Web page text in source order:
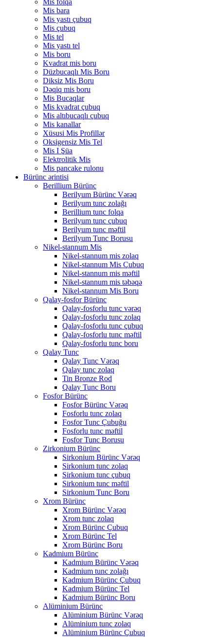
Mis bara
Mis yastı çubuq
Mis çubuq
Mis tel
Mis yastı tel
Mis boru
Kvadrat mis boru
Düzbucaqlı Mis Boru
Diksiz Mis Boru
Dəqiq mis boru
Mis Bucaqlar
Mis kvadrat çubuq
Mis altıbucaqlı çubuq
Mis kanallar
Xüsusi Mis Profillər
Oksigensiz Mis Tel
Mis I Şüa
Elektrolitik Mis
Mis pancake rulonu
Bürünc ərintisi
Berillium Bürünc
Berilyum Bürünc Vərəq
Berilyum tunc zolağı
Berillium tunc folqa
Berilyum tunc çubuq
Berilyum tunc məftil
Berilyum Tunc Borusu
Nikel-stannum Mis
Nikel-stannum mis zolaq
Nikel-stannum Mis Çubuq
Nikel-stannum mis məftil
Nikel-stannum mis təbəqə
Nikel-stannum Mis Boru
Qalay-fosfor Bürünc
Qalay-fosforlu tunc vərəq
Qalay-fosforlu tunc zolaq
Qalay-fosforlu tunc çubuq
Qalay-fosforlu tunc məftil
Qalay-fosforlu tunc boru
Qalay Tunc
Qalay Tunc Vərəq
Qalay tunc zolaq
Tin Bronze Rod
Qalay Tunc Boru
Fosfor Bürünc
Fosfor Bürünc Vərəq
Fosforlu tunc zolaq
Fosfor Tunc Çubuğu
Fosforlu tunc məftil
Fosfor Tunc Borusu
Zirkonium Bürünc
Sirkonium Bürünc Vərəq
Sirkonium tunc zolaq
Sirkonium tunc çubuq
Sirkonium tunc məftil
Sirkonium Tunc Boru
Xrom Bürünc
Xrom Bürünc Vərəq
Xrom tunc zolaq
Xrom Bürünc Çubuq
Xrom Bürünc Tel
Xrom Bürünc Boru
Kadmium Bürünc
Kadmium Bürünc Vərəq
Kadmium tunc zolağı
Kadmium Bürünc Çubuq
Kadmium Bürünc Tel
Kadmium Bürünc Boru
Alüminium Bürünc
Alüminium Bürünc Vərəq
Alüminium tunc zolaq
Alüminium Bürünc Çubuq